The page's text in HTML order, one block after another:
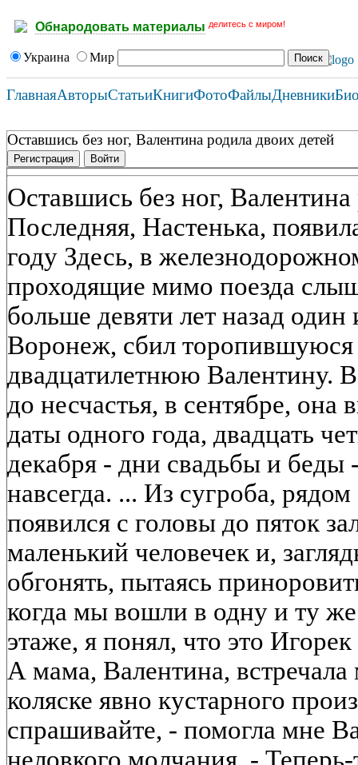
Обнародовать материалы делитесь с миром!
Украина Мир
ГлавнаяАвторыСтатьиКнигиФотоФайлыДневники
Оставшись без ног, Валентина родила двоих детей
Регистрация Войти
Оставшись без ног,
Последняя, Настенька,
году Здесь, в
проходящие мимо поезда
больше девяти лет назад
Воронеж, сбил торопившуюся
двадцатилетнюю Валентину.
до несчастья, в сентябре,
даты одного года, двадцать
декабря - дни свадьбы и беды
навсегда. ... Из сугроба,
появился с головы до пяток
маленький человечек и,
обгонять, пытаясь
когда мы вошли в одну и ту
этаже, я понял, что это
А мама, Валентина,
коляске явно кустарного
спрашивайте, - помогла мне